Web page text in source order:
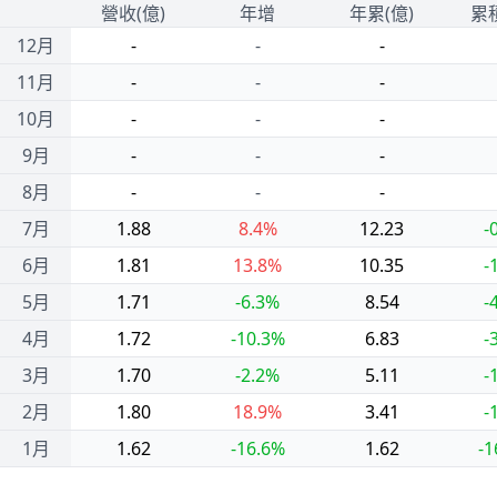
12月
11月
10月
9月
8月
7月
6月
5月
4月
3月
2月
1月
營收(億) 年增 年累(億)
累
-
-
-
-
-
-
-
-
-
-
-
-
-
-
-
1.88
8.4% 12.23
-
1.81
13.8% 10.35
-
1.71
-6.3% 8.54
-
1.72
-10.3% 6.83
-
1.70
-2.2% 5.11
-
1.80
18.9% 3.41
-
1.62
-16.6% 1.62 -